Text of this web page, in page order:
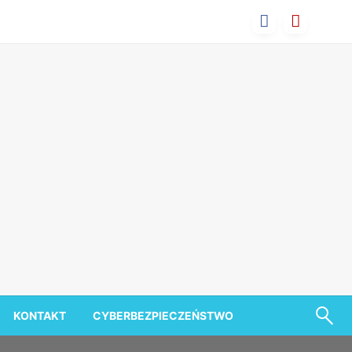
KONTAKT CYBERBEZPIECZEŃSTWO